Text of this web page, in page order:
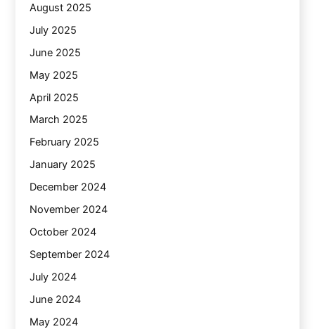
August 2025
July 2025
June 2025
May 2025
April 2025
March 2025
February 2025
January 2025
December 2024
November 2024
October 2024
September 2024
July 2024
June 2024
May 2024